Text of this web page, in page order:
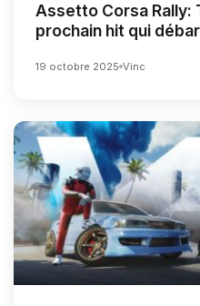
Assetto Corsa Rally:
prochain hit qui
19 octobre 2025 Vinc